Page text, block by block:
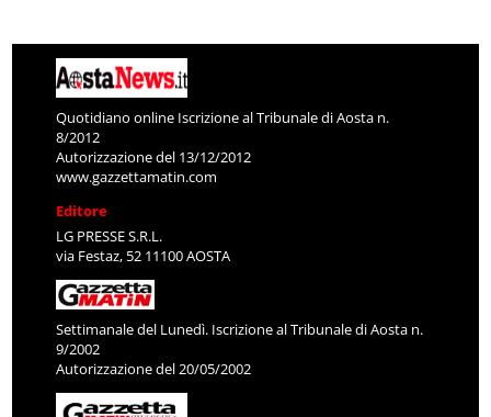
Quotidiano online Iscrizione al Tribunale di Aosta n.
8/2012
Autorizzazione del 13/12/2012
www.gazzettamatin.com
Editore
LG PRESSE S.R.L.
via Festaz, 52 11100 AOSTA
Settimanale del Lunedì. Iscrizione al Tribunale di Aosta n.
9/2002
Autorizzazione del 20/05/2002